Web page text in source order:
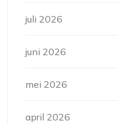
juli 2026
juni 2026
mei 2026
april 2026